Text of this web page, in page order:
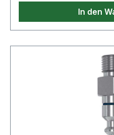
In den